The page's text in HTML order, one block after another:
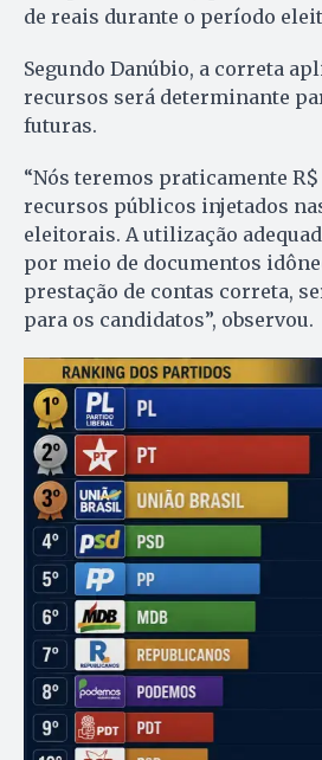
de reais durante o período
Segundo Danúbio, a correta
recursos será determinante
futuras.
“Nós teremos praticamente
recursos públicos injetados
eleitorais. A utilização
por meio de documentos
prestação de contas correta,
para os candidatos”, observou.